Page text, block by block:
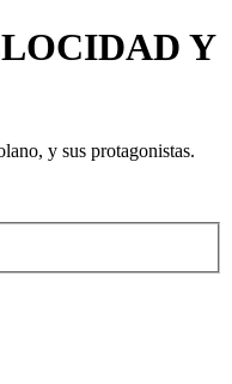
Y
y sus protagonistas.